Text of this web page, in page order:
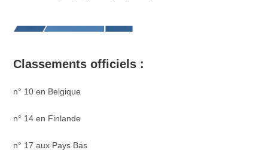
Classements officiels :
n° 10 en Belgique
n° 14 en Finlande
n° 17 aux Pays Bas